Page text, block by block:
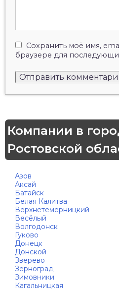
Сохранить моё имя,
браузере для
Компании в
Ростовской
Азов
Аксай
Батайск
Белая Калитва
Верхнетемерницкий
Весёлый
Волгодонск
Гуково
Донецк
Донской
Зверево
Зерноград
Зимовники
Кагальницкая